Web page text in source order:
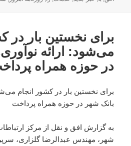
برای نخستین بار در
می‌شود: ارائه
در حوزه همراه
برای نخستین بار در کشور انجام
بانک شهر در حوزه همراه پرداخت
به گزارش افق و نقل از مرکز
شهر، مهندس عبدالرضا گلزاری،